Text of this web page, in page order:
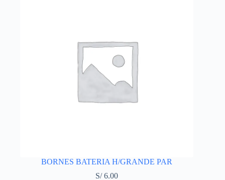
BORNES BATERIA H/GRANDE PAR
S/6.00